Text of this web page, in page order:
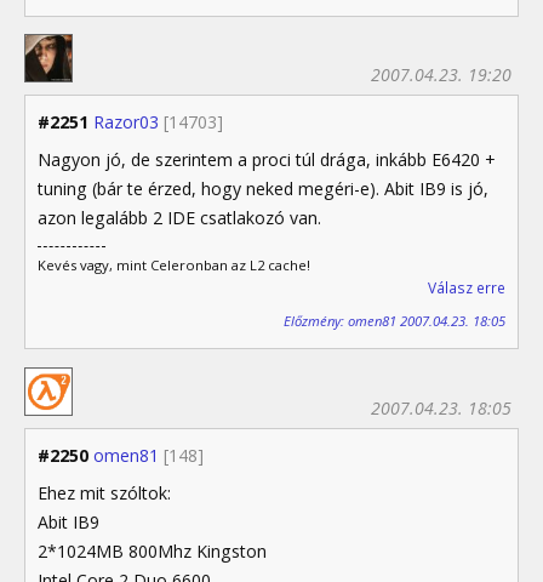
#2251 Razor03 [14703]
2007.04.23. 19:20
Nagyon jó, de szerintem a proci túl drága, inkább E6420 +
tuning (bár te érzed, hogy neked megéri-e). Abit IB9 is jó,
azon legalább 2 IDE csatlakozó van.
Kevés vagy, mint Celeronban az L2 cache!
Válasz erre
Előzmény: omen81 2007.04.23. 18:05
#2250 omen81 [148]
2007.04.23. 18:05
Ehez mit szóltok:
Abit IB9
2*1024MB 800Mhz Kingston